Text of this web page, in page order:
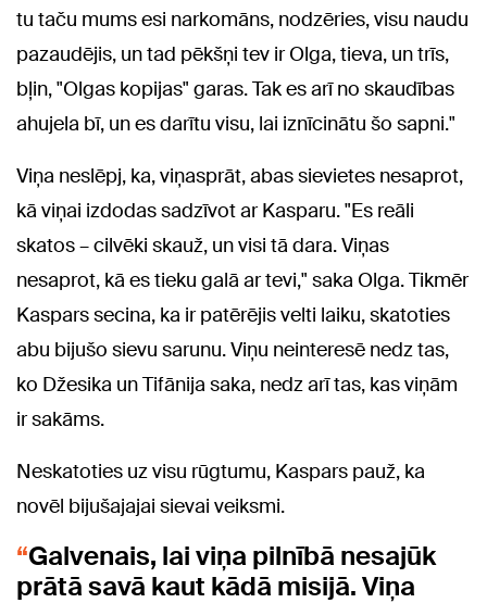
tu taču mums esi narkomāns, nodzēries, visu naudu
pazaudējis, un tad pēkšņi tev ir Olga, tieva, un trīs,
bļin, "Olgas kopijas" garas. Tak es arī no skaudības
ahujela bī, un es darītu visu, lai iznīcinātu šo sapni."
Viņa neslēpj, ka, viņasprāt, abas sievietes nesaprot,
kā viņai izdodas sadzīvot ar Kasparu. "Es reāli
skatos – cilvēki skauž, un visi tā dara. Viņas
nesaprot, kā es tieku galā ar tevi," saka Olga. Tikmēr
Kaspars secina, ka ir patērējis velti laiku, skatoties
abu bijušo sievu sarunu. Viņu neinteresē nedz tas,
ko Džesika un Tifānija saka, nedz arī tas, kas viņām
ir sakāms.
Neskatoties uz visu rūgtumu, Kaspars pauž, ka
novēl bijušajajai sievai veiksmi.
Galvenais, lai viņa pilnībā nesajūk
prātā savā kaut kādā misijā. Viņa